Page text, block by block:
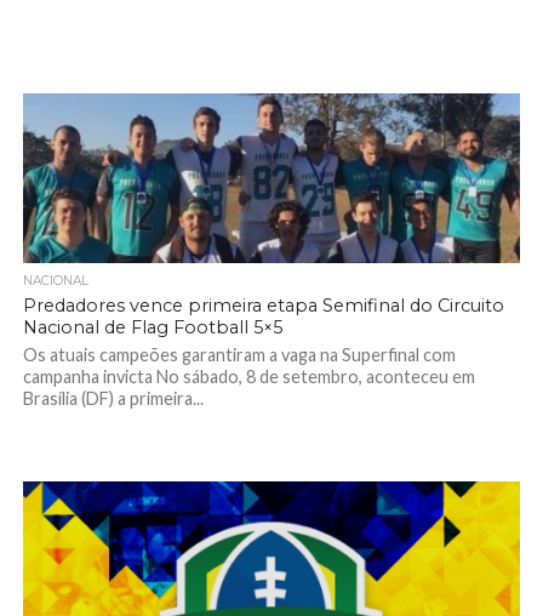
NACIONAL
Predadores vence primeira etapa Semifinal do Circuito
Nacional de Flag Football 5×5
Os atuais campeões garantiram a vaga na Superfinal com
campanha invicta No sábado, 8 de setembro, aconteceu em
Brasília (DF) a primeira...